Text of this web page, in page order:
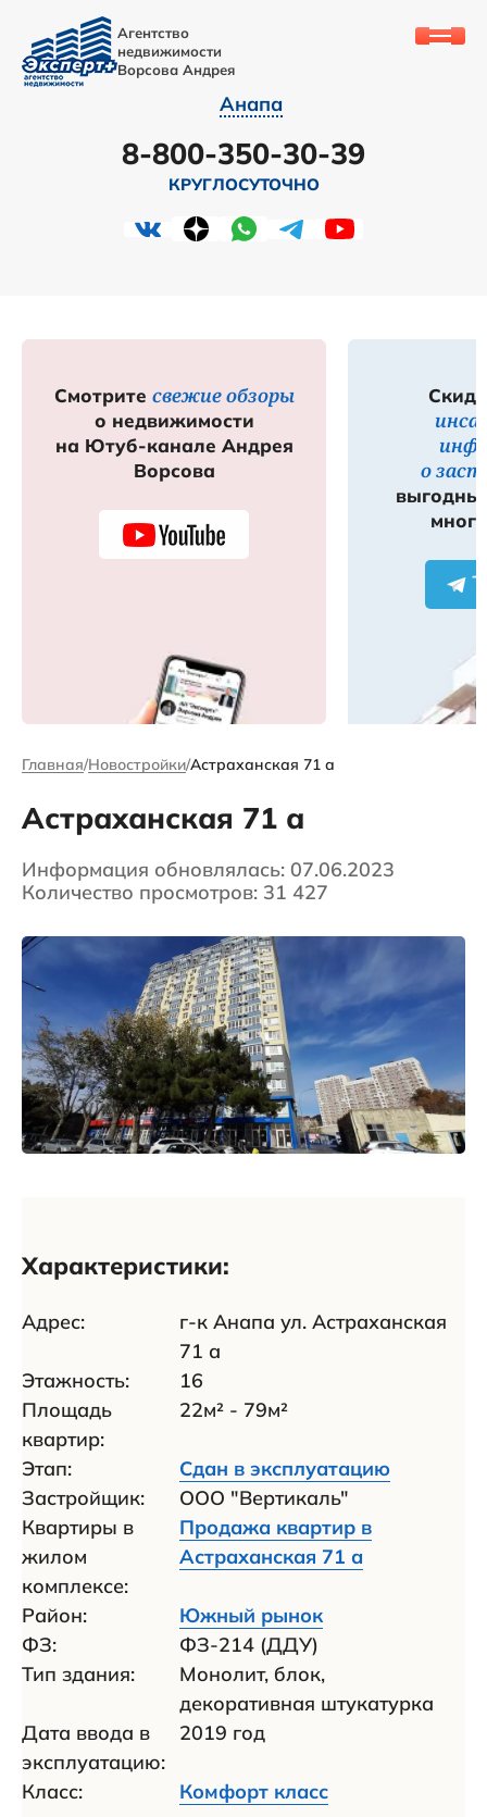
Агентство
недвижимости
Ворсова Андрея
Анапа
8-800-350-30-39
КРУГЛОСУТОЧНО
Смотрите свежие обзоры
о недвижимости
на Ютуб-канале Андрея
Ворсова
о
Главная Новостройки Астраханская 71 а
Астраханская 71 а
Информация обновлялась: 07.06.2023
Количество просмотров: 31 427
Характеристики:
Адрес:
г-к Анапа ул. Астраханская
71 а
Этажность:
16
Площадь
квартир:
22м² - 79м²
Этап:
Сдан в эксплуатацию
Застройщик:
ООО "Вертикаль"
Квартиры в
жилом
комплексе:
Продажа квартир в
Астраханская 71 а
Район:
Южный рынок
ФЗ:
ФЗ-214 (ДДУ)
Тип здания:
Монолит, блок,
декоративная штукатурка
Дата ввода в
эксплуатацию:
2019 год
Класс: Комфорт класс